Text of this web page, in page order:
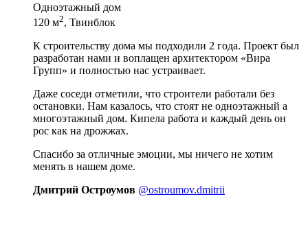
Одноэтажный дом
120 м2, Твинблок
К строительству дома мы подходили 2 года. Проект был
разработан нами и воплащен архитектором «Вира
Групп» и полностью нас устраивает.
Даже соседи отметили, что строители работали без
остановки. Нам казалось, что стоят не одноэтажный а
многоэтажный дом. Кипела работа и каждый день он
рос как на дрожжах.
Спасибо за отличные эмоции, мы ничего не хотим
менять в нашем доме.
Дмитрий Остроумов @ostroumov.dmitrii